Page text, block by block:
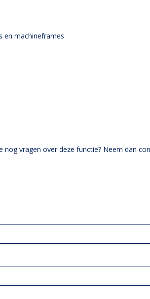
en machineframes
vragen over deze functie? Neem dan